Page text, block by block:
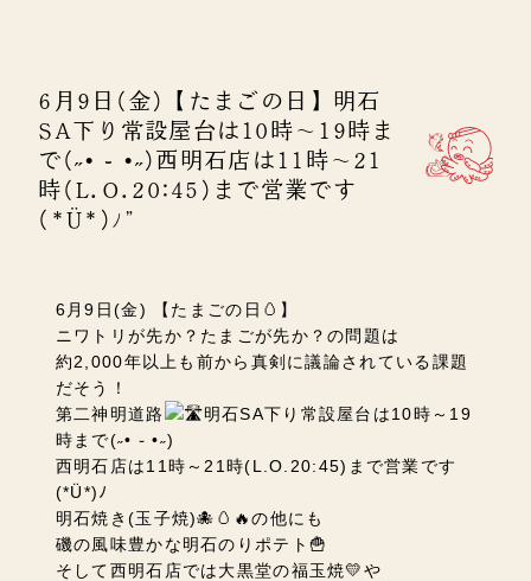
6月9日(金)【たまごの日】明石
SA下り常設屋台は10時～19時ま
で(˶• ֊ •˶)西明石店は11時～21
時(L.O.20:45)まで営業です
(*Ü*)ﾉ”
6月9日(金) 【たまごの日🥚】
ニワトリが先か？たまごが先か？の問題は
約2,000年以上も前から真剣に議論されている課題
だそう！
第二神明道路
明石SA下り常設屋台は10時～19
時まで(˶• ֊ •˶)
西明石店は11時～21時(L.O.20:45)まで営業です
(*Ü*)ﾉ
明石焼き(玉子焼)🐙🥚🔥の他にも
磯の風味豊かな明石のりポテト🍟
そして西明石店では大黒堂の福玉焼💛や